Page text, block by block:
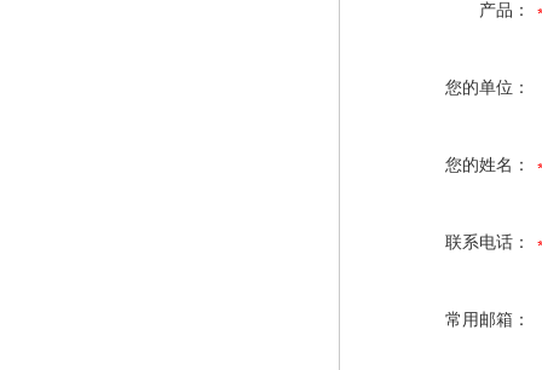
产品：
您的单位：
您的姓名：
联系电话：
常用邮箱：